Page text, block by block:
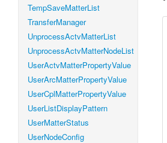
TempSaveMatterList
TransferManager
UnprocessActvMatterList
UnprocessActvMatterNodeList
UserActvMatterPropertyValue
UserArcMatterPropertyValue
UserCplMatterPropertyValue
UserListDisplayPattern
UserMatterStatus
UserNodeConfig